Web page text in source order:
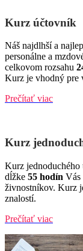
Kurz účtovník
Náš najdlhší a
personálne a
celkovom rozsahu
Kurz je vhodný pre
Prečítať viac
Kurz
Kurz
dĺžke 55 hodín Vás
živnostníkov. Kurz
znalostí.
Prečítať viac